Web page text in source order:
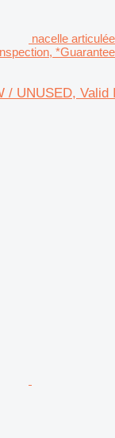
nacelle
/ UNUSED, Valid